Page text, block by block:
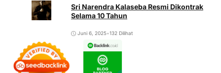
Sri Narendra Kalaseba Resmi Dikontrak
Selama 10 Tahun
Juni 6, 2025•132 Dilihat